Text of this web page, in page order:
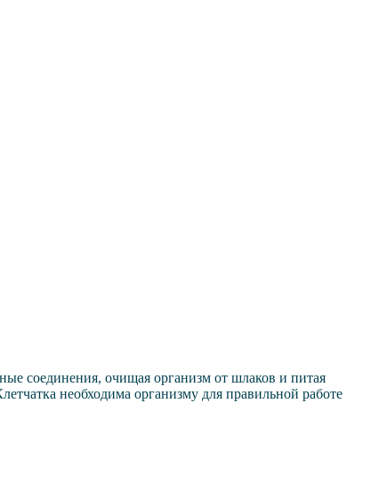
соединения, очищая организм от шлаков и питая
необходима организму для правильной работе